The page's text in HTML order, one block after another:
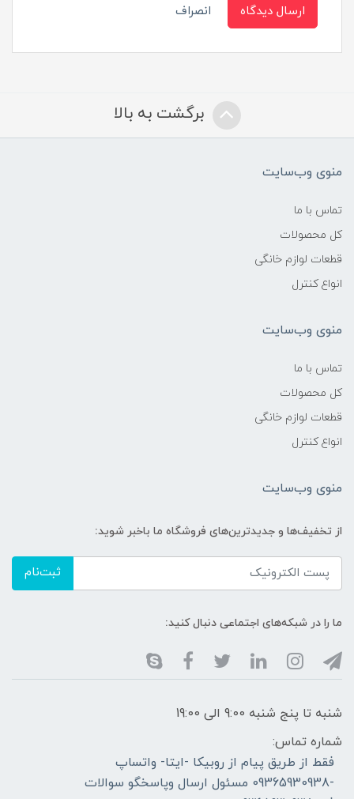
ارسال دیدگاه انصراف
برگشت به بالا
منوی وب‌سایت
تماس با ما
کل محصولات
قطعات لوازم خانگی
انواع کنترل
منوی وب‌سایت
تماس با ما
کل محصولات
قطعات لوازم خانگی
انواع کنترل
منوی وب‌سایت
از تخفیف‌ها و جدیدترین‌های فروشگاه ما باخبر شوید:
ثبت‌نام
ما را در شبکه‌های اجتماعی دنبال کنید:
شنبه تا پنج شنبه 9:00 الی 19:00
شماره تماس:
فقط از طریق پیام از روبیکا -ایتا- واتساپ
-09365930938 مسئول ارسال وپاسخگو سوالات